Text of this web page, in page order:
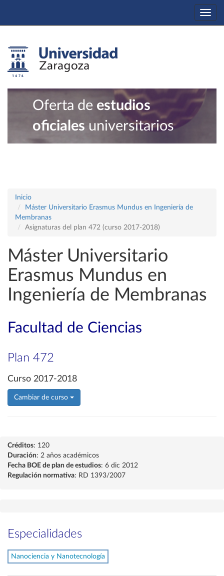
Oferta de estudios
oficiales universitarios
Inicio
Máster Universitario Erasmus Mundus en Ingeniería de
Membranas
Asignaturas del plan 472 (curso 2017-2018)
Máster Universitario
Erasmus Mundus en
Ingeniería de Membranas
Facultad de Ciencias
Plan 472
Curso 2017-2018
Cambiar de curso
Créditos: 120
Duración: 2 años académicos
Fecha BOE de plan de estudios: 6 dic 2012
Regulación normativa: RD 1393/2007
Especialidades
Nanociencia y Nanotecnología